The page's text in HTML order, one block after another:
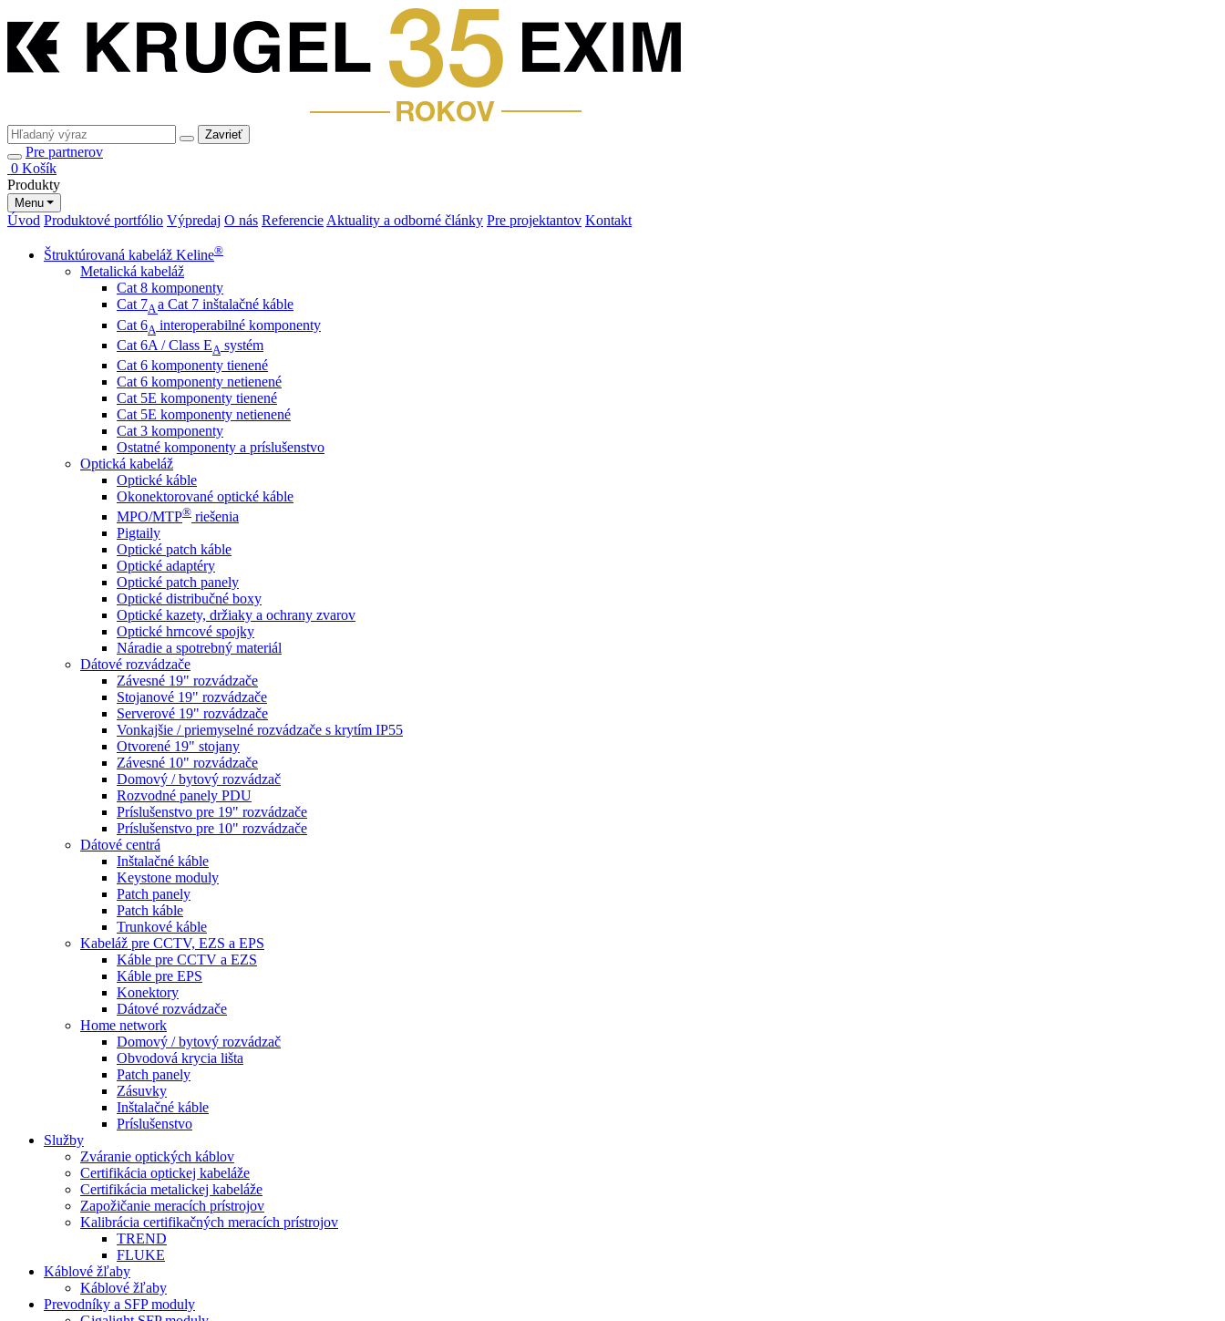
Zavrieť
Pre partnerov
0 Košík
Produkty
Menu
Úvod Produktové portfólio Výpredaj O nás Referencie Aktuality a odborné články Pre projektantov Kontakt
Štruktúrovaná kabeláž Keline®
Metalická kabeláž
Cat 8 komponenty
Cat 7Aa Cat 7 inštalačné káble
Cat 6A interoperabilné komponenty
Cat 6A / Class EA systém
Cat 6 komponenty tienené
Cat 6 komponenty netienené
Cat 5E komponenty tienené
Cat 5E komponenty netienené
Cat 3 komponenty
Ostatné komponenty a príslušenstvo
Optická kabeláž
Optické káble
Okonektorované optické káble
MPO/MTP® ​ riešenia
Pigtaily
Optické patch káble
Optické adaptéry
Optické patch panely
Optické distribučné boxy
Optické kazety, držiaky a ochrany zvarov
Optické hrncové spojky
Náradie a spotrebný materiál
Dátové rozvádzače
Závesné 19" rozvádzače
Stojanové 19" rozvádzače
Serverové 19" rozvádzače
Vonkajšie / priemyselné rozvádzače s krytím IP55
Otvorené 19" stojany
Závesné 10" rozvádzače
Domový / bytový rozvádzač
Rozvodné panely PDU
Príslušenstvo pre 19" rozvádzače
Príslušenstvo pre 10" rozvádzače
Dátové centrá
Inštalačné káble
Keystone moduly
Patch panely
Patch káble
Trunkové káble
Kabeláž pre CCTV, EZS a EPS
Káble pre CCTV a EZS
Káble pre EPS
Konektory
Dátové rozvádzače
Home network
Domový / bytový rozvádzač
Obvodová krycia lišta
Patch panely
Zásuvky
Inštalačné káble
Príslušenstvo
Služby
Zváranie optických káblov
Certifikácia optickej kabeláže
Certifikácia metalickej kabeláže
Zapožičanie meracích prístrojov
Kalibrácia certifikačných meracích prístrojov
TREND
FLUKE
Káblové žľaby
Káblové žľaby
Prevodníky a SFP moduly